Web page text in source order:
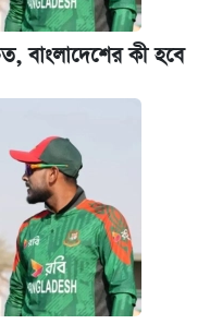
বাংলাদেশের কী হবে